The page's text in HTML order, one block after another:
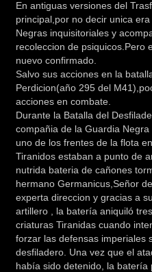
En antiguas versiones del
principal,por no decir unica
Negras inquisitoriales y
recoleccion de psiquicos.Pero
nuevo confirmado.
Salvo sus acciones en la
Perdicion(año 295 del
acciones en combate.
Durante la Batalla del
compañia de la Guardia
uno de los frentes de la flota
Tiranidos estaban a punto de
nutrida bateria de cañones
hermano Germanicus,Señor
experta direccion y gracias a
artillero , la batería aniquiló
criaturas Tiranidas cuando
forzar las defensas imperiales
desfiladero. Una vez que el
había sido detenido, la